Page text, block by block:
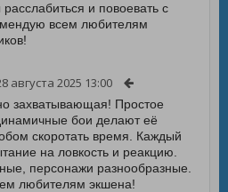
расслабиться и повоевать с
всем любителям
августа 2025 13:00
захватывающая! Простое
бои делают её
скоротать время. Каждый
на ловкость и реакцию.
персонажи разнообразные.
любителям экшена!